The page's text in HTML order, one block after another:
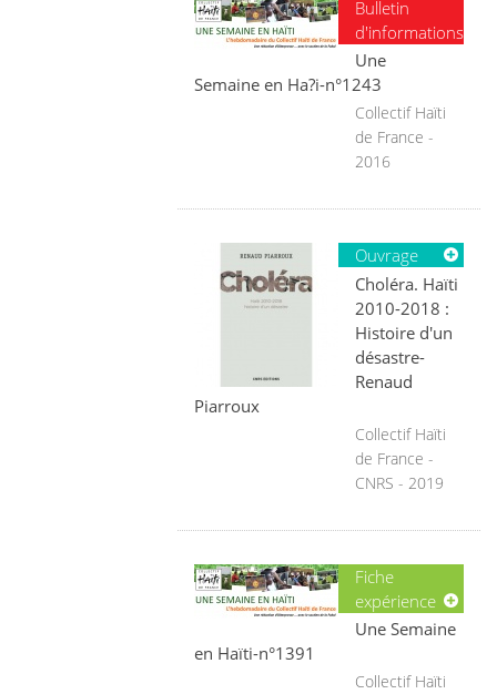
Bulletin
d'informations
Une
Semaine en Ha?i-n°1243
Collectif Haïti
de France -
2016
Ouvrage
Choléra. Haïti
2010-2018 :
Histoire d'un
désastre-
Renaud
Piarroux
Collectif Haïti
de France -
CNRS - 2019
Fiche
expérience
Une Semaine
en Haïti-n°1391
Collectif Haïti